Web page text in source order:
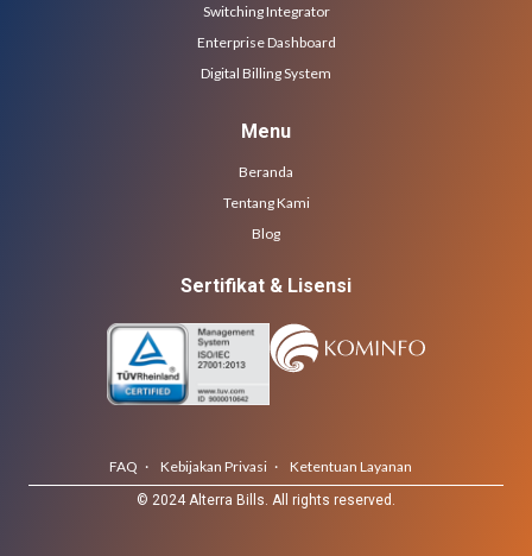
Switching Integrator
Enterprise Dashboard
Digital Billing System
Menu
Beranda
Tentang Kami
Blog
Sertifikat & Lisensi
FAQ · Kebijakan Privasi · Ketentuan Layanan
© 2024 Alterra Bills. All rights reserved.